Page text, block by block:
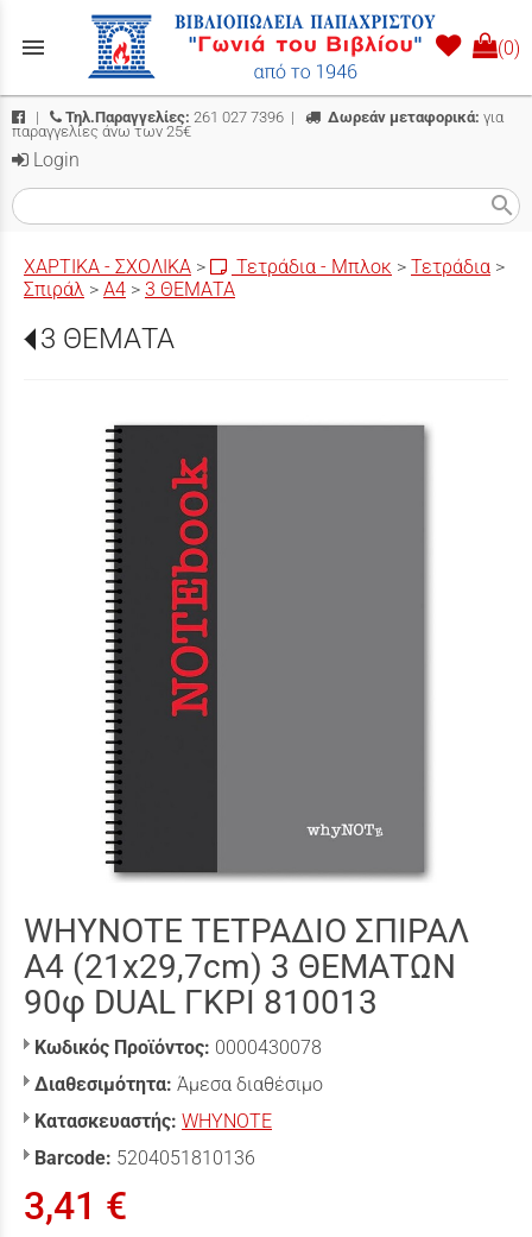
menu (0)
| Τηλ.Παραγγελίες: 261 027 7396 | Δωρεάν μεταφορικά: για
παραγγελίες άνω των 25€
Login
search
ΧΑΡΤΙΚΑ - ΣΧΟΛΙΚΑ > Τετράδια - Μπλοκ > Τετράδια >
Σπιράλ > Α4 > 3 ΘΕΜΑΤΑ
3 ΘΕΜΑΤΑ
WHYNOTE ΤΕΤΡΑΔΙΟ ΣΠΙΡΑΛ
Α4 (21x29,7cm) 3 ΘΕΜΑΤΩΝ
90φ DUAL ΓΚΡΙ 810013
Κωδικός Προϊόντος: 0000430078
Διαθεσιμότητα: Άμεσα διαθέσιμο
Κατασκευαστής: WHYNOTE
Barcode: 5204051810136
3,41 €